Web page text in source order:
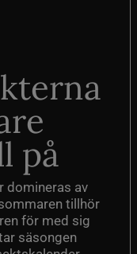
på
domineras av
tillhör
för med sig
säsongen